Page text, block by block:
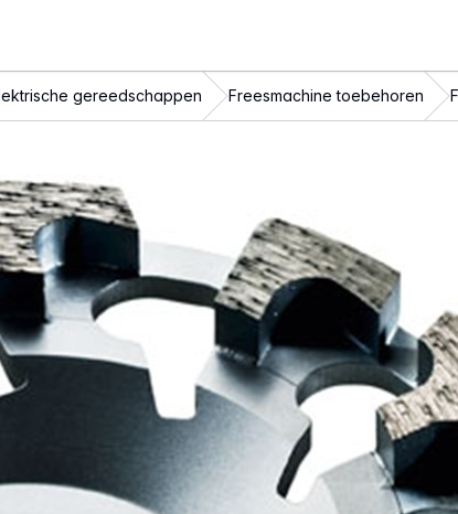
gereedschappen Freesmachine toebehoren